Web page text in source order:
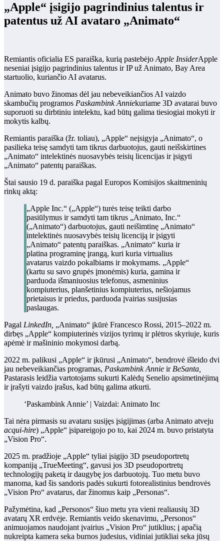
„Apple“ įsigijo pagrindinius talentus ir
patentus už AI avataro „Animato“
Remiantis oficialia ES paraiška, kurią pastebėjo Apple InsiderApple
neseniai įsigijo pagrindinius talentus ir IP už Animato, Bay Area
startuolio, kuriančio AI avatarus.
Animato buvo žinomas dėl jau nebeveikiančios AI vaizdo
skambučių programos Paskambink Anniekuriame 3D avatarai buvo
suporuoti su dirbtiniu intelektu, kad būtų galima tiesiogiai mokyti ir
mokytis kalbų.
Remiantis paraiška (žr. toliau), „Apple“ neįsigyja „Animato“, o
pasilieka teisę samdyti tam tikrus darbuotojus, gauti neišskirtines
„Animato“ intelektinės nuosavybės teisių licencijas ir įsigyti
„Animato“ patentų paraiškas.
Štai sausio 19 d. paraiška pagal Europos Komisijos skaitmeninių
rinkų aktą:
„Apple Inc.“ („Apple“) turės teisę teikti darbo
pasiūlymus ir samdyti tam tikrus „Animato, Inc.“
(„Animato“) darbuotojus, gauti neišimtinę „Animato“
intelektinės nuosavybės teisių licenciją ir įsigyti
„Animato“ patentų paraiškas. „Animato“ kuria ir
platina programinę įrangą, kuri kuria virtualius
avatarus vaizdo pokalbiams ir mokymams. „Apple“
(kartu su savo grupės įmonėmis) kuria, gamina ir
parduoda išmaniuosius telefonus, asmeninius
kompiuterius, planšetinius kompiuterius, nešiojamus
prietaisus ir priedus, parduoda įvairias susijusias
paslaugas.
Pagal LinkedIn, „Animato“ įkūrė Francesco Rossi, 2015–2022 m.
dirbęs „Apple“ kompiuterinės vizijos tyrimų ir plėtros skyriuje, kuris
apėmė ir mašininio mokymosi darbą.
2022 m. palikusi „Apple“ ir įkūrusi „Animato“, bendrovė išleido dvi
jau nebeveikiančias programas, Paskambink Annie ir BeSanta,
Pastarasis leidžia vartotojams sukurti Kalėdų Senelio apsimetinėjimą
ir įrašyti vaizdo įrašus, kad būtų galima atkurti.
‘Paskambink Annie’ | Vaizdai: Animato Inc
Tai nėra pirmasis su avataru susijęs įsigijimas (arba Animato atveju
acqui-hire) „Apple“ įsipareigojo po to, kai 2024 m. buvo pristatyta
„Vision Pro“.
2025 m. pradžioje „Apple“ tyliai įsigijo 3D pseudoportretų
kompaniją „TrueMeeting“, gavusi jos 3D pseudoportretų
technologijų paketą ir daugybę jos darbuotojų. Tuo metu buvo
manoma, kad šis sandoris padės sukurti fotorealistinius bendrovės
„Vision Pro“ avatarus, dar žinomus kaip „Personas“.
Pažymėtina, kad „Personos“ šiuo metu yra vieni realiausių 3D
avatarų XR erdvėje. Remiantis veido skenavimu, „Personos“
animuojamos naudojant įvairius „Vision Pro“ jutiklius; į apačią
nukreipta kamera seka burnos judesius, vidiniai jutikliai seka jūsų